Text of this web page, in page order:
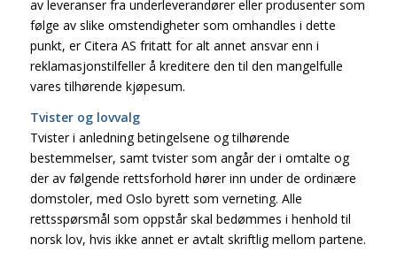
av leveranser fra underleverandører eller produsenter som
følge av slike omstendigheter som omhandles i dette
punkt, er Citera AS fritatt for alt annet ansvar enn i
reklamasjonstilfeller å kreditere den til den mangelfulle
vares tilhørende kjøpesum.
Tvister og lovvalg
Tvister i anledning betingelsene og tilhørende
bestemmelser, samt tvister som angår der i omtalte og
der av følgende rettsforhold hører inn under de ordinære
domstoler, med Oslo byrett som verneting. Alle
rettsspørsmål som oppstår skal bedømmes i henhold til
norsk lov, hvis ikke annet er avtalt skriftlig mellom partene.